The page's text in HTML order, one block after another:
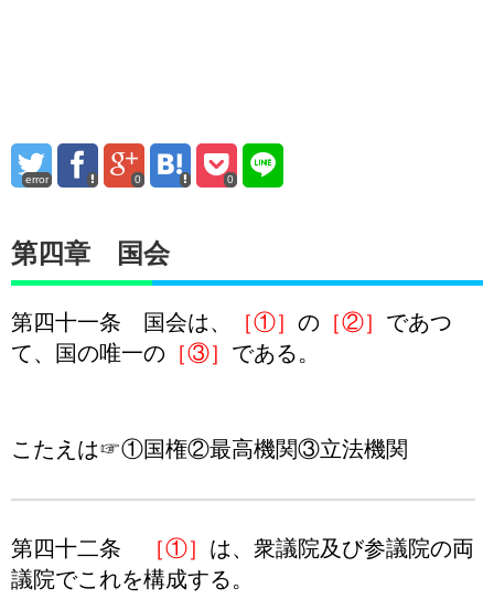
error 0 0
第四章 国会
第四十一条 国会は、 ［①］ の ［②］ であつ
て、国の唯一の ［③］ である。
こたえは☞①国権②最高機関③立法機関
第四十二条 ［①］ は、衆議院及び参議院の両
議院でこれを構成する。